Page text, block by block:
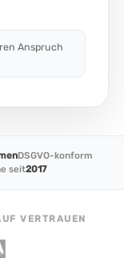
Anspruch
DSGVO-konform
seit2017
VERTRAUEN